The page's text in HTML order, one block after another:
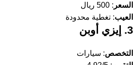
السعر : 500 ريال
العيب: تغطية محدودة
3. إيزي أوبن
التخصص: سيارات